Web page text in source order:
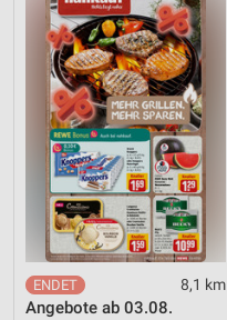
8,1 km
Angebote ab 03.08.